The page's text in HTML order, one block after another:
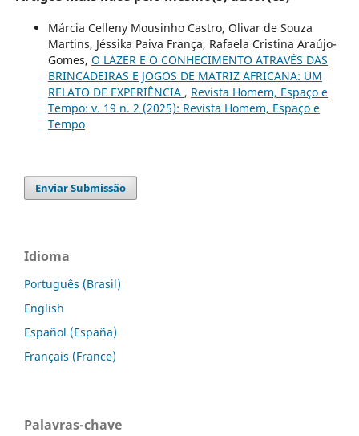
Márcia Celleny Mousinho Castro, Olivar de Souza
Martins, Jéssika Paiva França, Rafaela Cristina Araújo-
Gomes, O LAZER E O CONHECIMENTO ATRAVÉS DAS
BRINCADEIRAS E JOGOS DE MATRIZ AFRICANA: UM
RELATO DE EXPERIÊNCIA , Revista Homem, Espaço e
Tempo: v. 19 n. 2 (2025): Revista Homem, Espaço e
Tempo
Enviar Submissão
Idioma
Português (Brasil)
English
Español (España)
Français (France)
Palavras-chave